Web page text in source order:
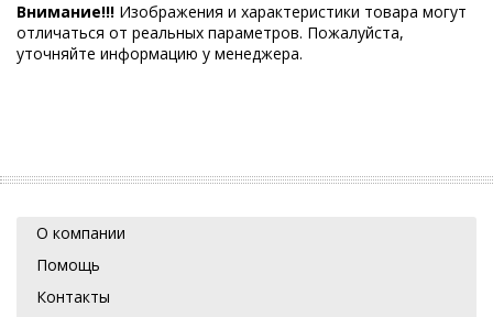
Внимание!!! Изображения и характеристики товара могут
отличаться от реальных параметров. Пожалуйста,
уточняйте информацию у менеджера.
О компании
Помощь
Контакты